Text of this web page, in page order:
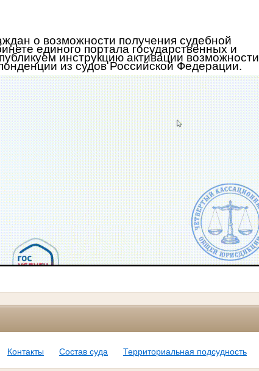
о возможности получения судебной
единого портала государственных и
инструкцию активации возможности
из судов Российской Федерации.
Контакты Состав суда Территориальная подсудность